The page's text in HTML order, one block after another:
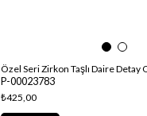
P-00023783
₺425,00